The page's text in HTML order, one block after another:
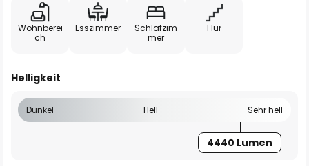
Wohnberei
ch
Esszimmer
Schlafzim
mer
Flur
Helligkeit
Dunkel Hell Sehr hell
4440 Lumen